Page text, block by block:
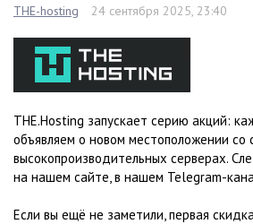
THE-hosting 24 сентября 2025, 23:40
THE.Hosting запускает серию акций:
объявляем о новом местоположении
высокопроизводительных серверах.
на нашем сайте, в нашем Telegram-
Если вы ещё не заметили, первая